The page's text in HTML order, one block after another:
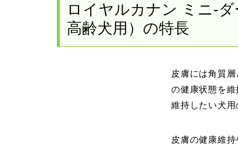
ロイヤルカナン ミニ-
高齢犬用）の特長
皮膚には角質
の健康状態を
維持したい犬用
皮膚の健康維